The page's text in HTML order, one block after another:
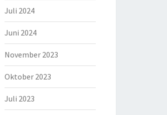
Juli 2024
Juni 2024
November 2023
Oktober 2023
Juli 2023